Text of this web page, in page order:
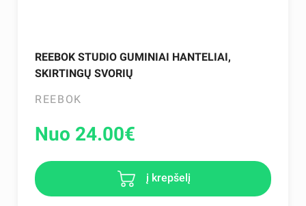
REEBOK STUDIO GUMINIAI HANTELIAI,
SKIRTINGŲ SVORIŲ
REEBOK
Nuo 24.00€
į krepšelį